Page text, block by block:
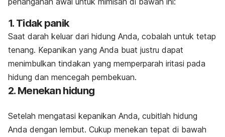
1. Tidak panik
Saat darah keluar dari hidung Anda, cobalah untuk tetap
tenang. Kepanikan yang Anda buat justru dapat
menimbulkan tindakan yang memperparah iritasi pada
hidung dan mencegah pembekuan.
2. Menekan hidung
Setelah mengatasi kepanikan Anda, cubitlah hidung
Anda dengan lembut. Cukup menekan tepat di bawah